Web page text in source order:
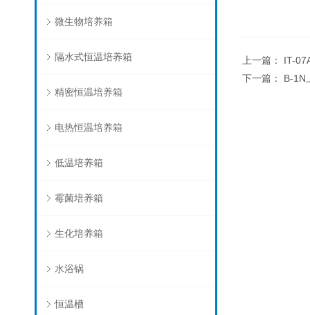
微生物培养箱
隔水式恒温培养箱
精密恒温培养箱
电热恒温培养箱
低温培养箱
霉菌培养箱
生化培养箱
水浴锅
恒温槽
上一篇： IT-
下一篇： B-1N